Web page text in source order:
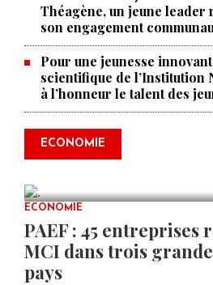
Théagène, un jeune leader
son engagement
Pour une jeunesse
scientifique de l’Institution
à l’honneur le talent des
ECONOMIE
0 COMMENTS
Produire le savoir
transformer Haïti :
2ᵉ édition de ses
scientifiques
ECONOMIE
PAEF : 45 entreprises
MCI dans trois
pays